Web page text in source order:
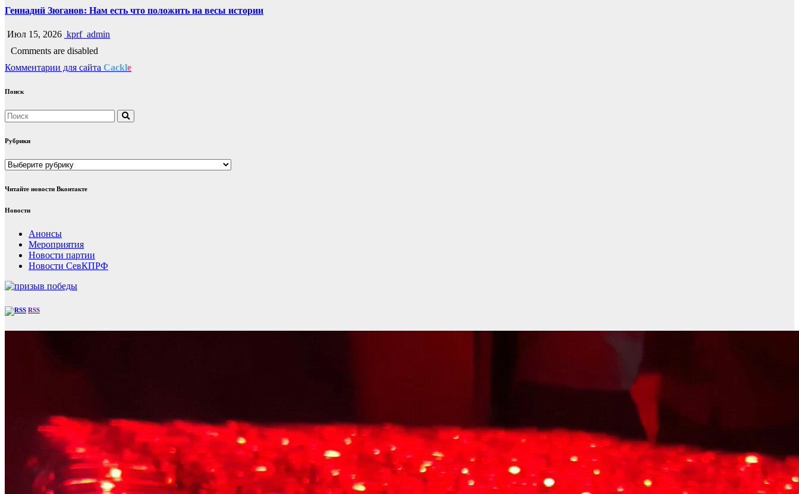
Геннадий Зюганов: Нам есть что положить на весы истории
Июл 15, 2026 kprf_admin
Comments are disabled
Комментарии для сайта Cackle
Поиск
Рубрики
Рубрики
Читайте новости Вконтакте
Новости
Анонсы
Мероприятия
Новости партии
Новости СевКПРФ
RSS